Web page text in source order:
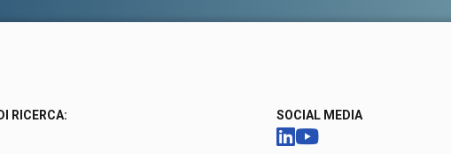
RICERCA:
SOCIAL MEDIA